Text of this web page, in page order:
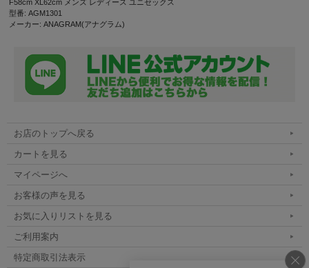
F58cm XL62cm メンズ レディース ユニセックス
型番: AGM1301
メーカー: ANAGRAM(アナグラム)
お店のトップへ戻る
カートを見る
マイページへ
お客様の声を見る
お気に入りリストを見る
ご利用案内
特定商取引法表示